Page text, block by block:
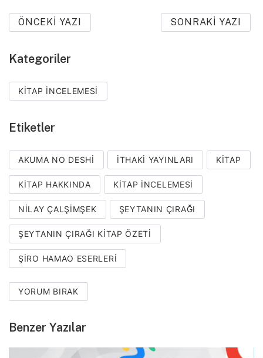
ÖNCEKI YAZI SONRAKI YAZI
Kategoriler
KITAP İNCELEMESI
Etiketler
AKUMA NO DESHI ITHAKI YAYINLARI KITAP
KITAP HAKKINDA KITAP INCELEMESI
NILAY ÇALŞIMŞEK ŞEYTANIN ÇIRAĞI
ŞEYTANIN ÇIRAĞI KITAP ÖZETI
ŞIRO HAMAO ESERLERI
YORUM BIRAK
Benzer Yazılar